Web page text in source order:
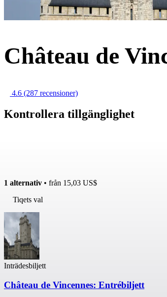
Château de
4.6 (287 recensioner)
Kontrollera tillgänglighet
1 alternativ • från 15,03 US$
Tiqets val
Inträdesbiljett
Château de Vincennes: Entrébiljett